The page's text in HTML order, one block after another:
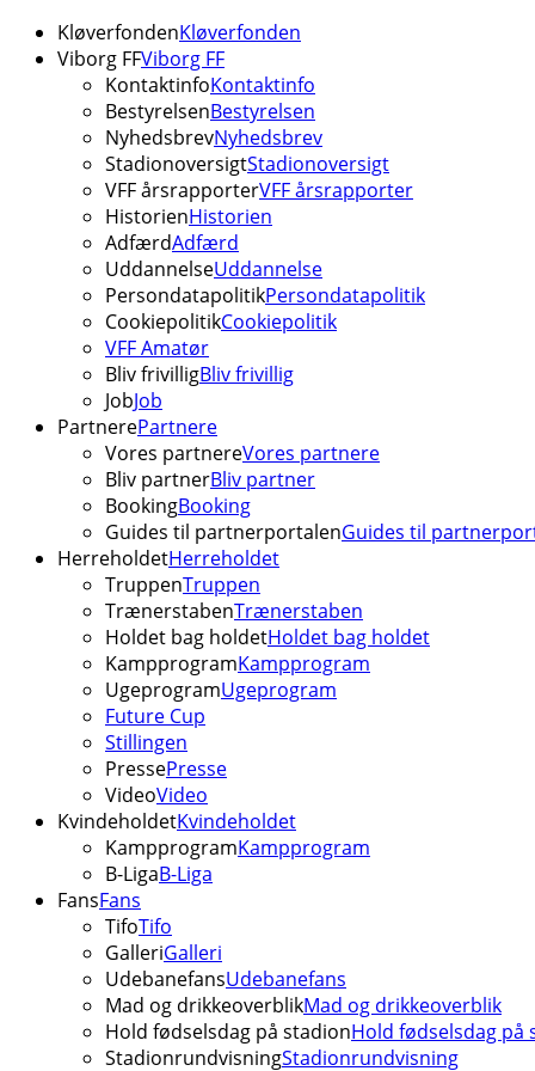
KløverfondenKløverfonden
Viborg FFViborg FF
KontaktinfoKontaktinfo
BestyrelsenBestyrelsen
NyhedsbrevNyhedsbrev
StadionoversigtStadionoversigt
VFF årsrapporterVFF årsrapporter
HistorienHistorien
AdfærdAdfærd
UddannelseUddannelse
PersondatapolitikPersondatapolitik
CookiepolitikCookiepolitik
VFF Amatør
Bliv frivilligBliv frivillig
JobJob
PartnerePartnere
Vores partnereVores partnere
Bliv partnerBliv partner
BookingBooking
Guides til partnerportalenGuides til
HerreholdetHerreholdet
TruppenTruppen
TrænerstabenTrænerstaben
Holdet bag holdetHoldet bag holdet
KampprogramKampprogram
UgeprogramUgeprogram
Future Cup
Stillingen
PressePresse
VideoVideo
KvindeholdetKvindeholdet
KampprogramKampprogram
B-LigaB-Liga
FansFans
TifoTifo
GalleriGalleri
UdebanefansUdebanefans
Mad og drikkeoverblikMad og drikkeoverblik
Hold fødselsdag på stadionHold fødselsdag på
StadionrundvisningStadionrundvisning